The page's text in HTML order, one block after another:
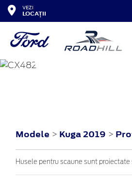
VEZI
LOCAȚII
KUGA
Modele > Kuga 2019 >
Husele pentru scaune sunt